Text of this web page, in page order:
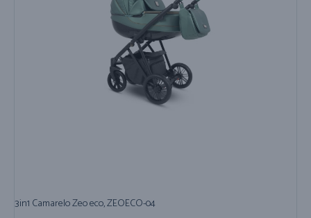
3in1 Camarelo Zeo eco, ZEOECO-04